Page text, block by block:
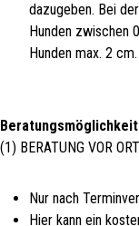
dazugeben. Bei
Hunden zwischen
Hunden max. 2 cm.
(1) BERATUNG VOR
Nur nach
Hier kann ein